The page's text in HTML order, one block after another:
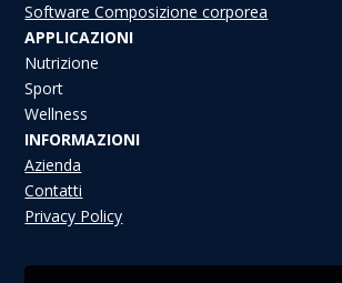
Software Composizione corporea
APPLICAZIONI
Nutrizione
Sport
Wellness
INFORMAZIONI
Azienda
Contatti
Privacy Policy